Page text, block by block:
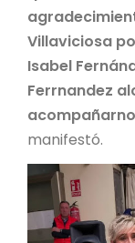
Villaviciosa
Isabel
Ferrnandez
manifestó.